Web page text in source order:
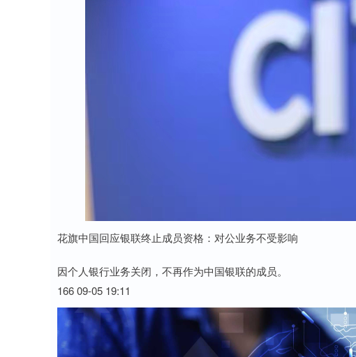
花旗中国回应银联终止成员资格：对公业务不受影响
因个人银行业务关闭，不再作为中国银联的成员。
166 09-05 19:11